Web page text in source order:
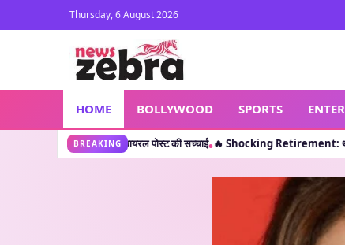
Thursday, 6 August 2026
HOME BOLLYWOOD SPORTS
BREAKING
जानें वायरल पोस्ट की सच्चाई•🔥 Shocking Retirement: थलपति विजय ही नहीं,